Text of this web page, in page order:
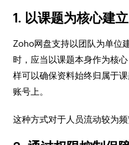
1. 以课题为核心建
Zoho网盘支持以团队为单位
时，应当以课题本身作为核
样可以确保资料始终归属于
账号上。
这种方式对于人员流动较为频